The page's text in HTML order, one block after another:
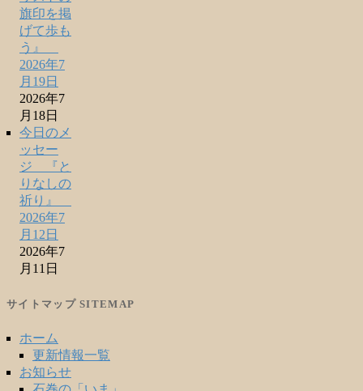
旗印を掲
げて歩も
う』
2026年7
月19日
2026年7
月18日
今日のメ
ッセー
ジ 『と
りなしの
祈り』
2026年7
月12日
2026年7
月11日
サイトマップ SITEMAP
ホーム
更新情報一覧
お知らせ